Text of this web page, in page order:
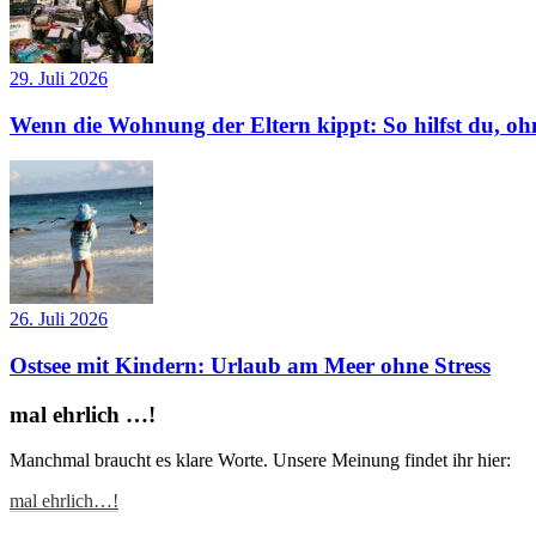
29. Juli 2026
Wenn die Wohnung der Eltern kippt: So hilfst du,
26. Juli 2026
Ostsee mit Kindern: Urlaub am Meer ohne Stress
mal ehrlich …!
Manchmal braucht es klare Worte. Unsere Meinung findet ihr hier:
mal ehrlich…!